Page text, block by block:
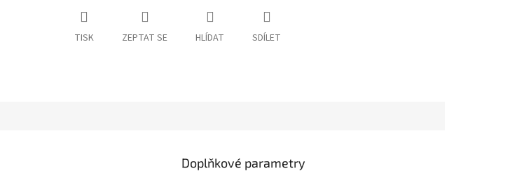
TISK ZEPTAT SE HLÍDAT SDÍLET
Doplňkové parametry